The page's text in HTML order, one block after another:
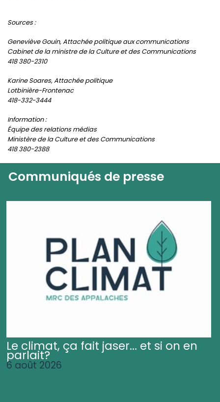
Sources :
Geneviève Gouin, Attachée politique aux communications
Cabinet de la ministre de la Culture et des Communications
418 380-2310
Karine Soares, Attachée politique
Lotbinière-Frontenac
418-332-3444
Information :
Équipe des relations médias
Ministère de la Culture et des Communications
418 380-2388
Communiqués de presse
Le climat, ça fait jaser... et si on en
parlait?
6 août 2026